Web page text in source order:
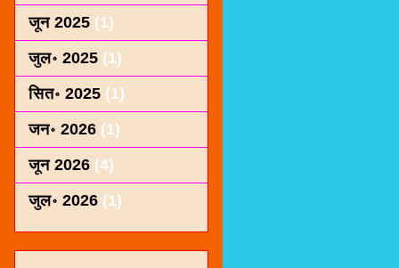
जून 2025 (1)
जुल॰ 2025 (1)
सित॰ 2025 (1)
जन॰ 2026 (1)
जून 2026 (4)
जुल॰ 2026 (1)